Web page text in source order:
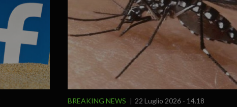
BREAKING NEWS 22 Luglio 2026 - 14.18